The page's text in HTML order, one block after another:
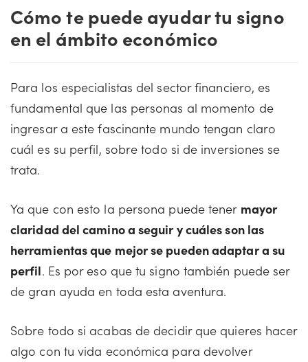
Cómo te puede ayudar tu signo
en el ámbito económico
Para los especialistas del sector financiero, es
fundamental que las personas al momento de
ingresar a este fascinante mundo tengan claro
cuál es su perfil, sobre todo si de inversiones se
trata.
Ya que con esto la persona puede tener mayor
claridad del camino a seguir y cuáles son las
herramientas que mejor se pueden adaptar a su
perfil. Es por eso que tu signo también puede ser
de gran ayuda en toda esta aventura.
Sobre todo si acabas de decidir que quieres hacer
algo con tu vida económica para devolver